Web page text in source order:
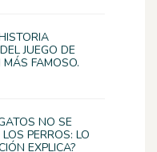
JUEGO DE
FAMOSO.
NO SE
PERROS: LO
EXPLICA?